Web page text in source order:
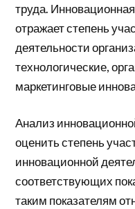
труда.
отражает степень
деятельности
технологические,
маркетинговые
Анализ
оценить степень
инновационной
соответствующих
таким показателям